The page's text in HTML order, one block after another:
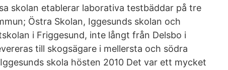
skolan etablerar laborativa testbäddar på tre
Östra Skolan, Iggesunds skolan och
i Friggesund, inte långt från Delsbo i
till skogsägare i mellersta och södra
skola hösten 2010 Det var ett mycket